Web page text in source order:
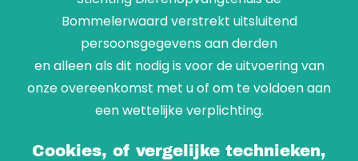
Bommelerwaard verstrekt uitsluitend
persoonsgegevens aan derden
en alleen als dit nodig is voor de uitvoering van
onze overeenkomst met u of om te voldoen aan
een wettelijke verplichting.
Cookies, of vergelijke technieken,